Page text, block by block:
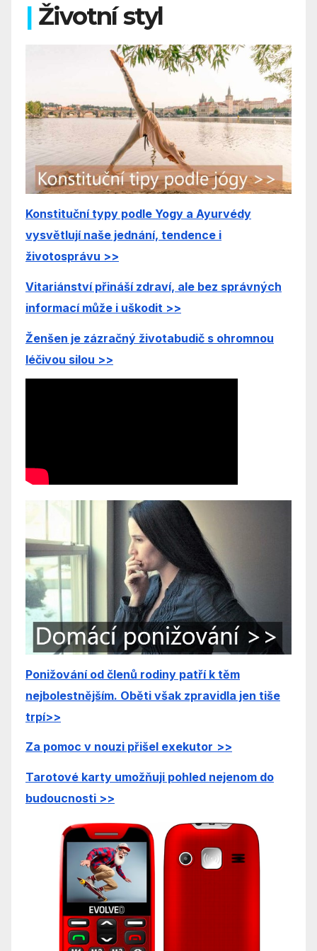
| Životní styl
Konstituční typy podle Yogy a Ayurvédy
vysvětlují naše jednání, tendence i
životosprávu >>
Vitariánství přináší zdraví, ale bez správných
informací může i uškodit >>
Ženšen je zázračný životabudič s ohromnou
léčivou silou >>
Ponižování od členů rodiny patří k těm
nejbolestnějším. Oběti však zpravidla jen tiše
trpí>>
Za pomoc v nouzi přišel exekutor >>
Tarotové karty umožňuji pohled nejenom do
budoucnosti >>